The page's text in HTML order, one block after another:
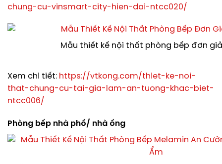
chung-cu-vinsmart-city-hien-dai-ntcc020/
Mẫu thiết kế nội thất phòng bếp đơn
Xem chi tiết: https://vtkong.com/thiet-ke-noi-
that-chung-cu-tai-gia-lam-an-tuong-khac-biet-
ntcc006/
Phòng bếp nhà phố/ nhà ống